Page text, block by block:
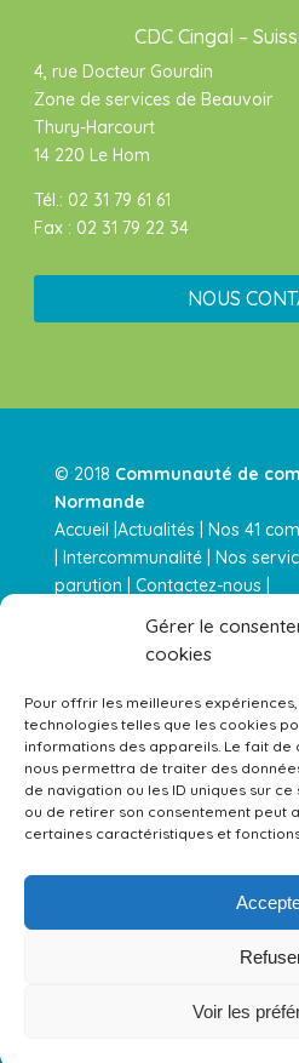
Gérer le
cookies
Pour offrir les meilleures
technologies telles que les cookies
informations des appareils. Le fait de
nous permettra de traiter des
de navigation ou les ID uniques sur
ou de retirer son consentement peut
certaines caractéristiques et
Voir les
CDC Cingal –
4, rue Docteur Gourdin
Zone de services de Beauvoir
Thury-Harcourt
14 220 Le Hom
Tél.: 02 31 79 61 61
Fax : 02 31 79 22 34
NOUS
© 2018 Communauté de
Normande
Accueil | Actualités
Nos 41
Intercommunalité| Nos
parution
Contactez-nous |